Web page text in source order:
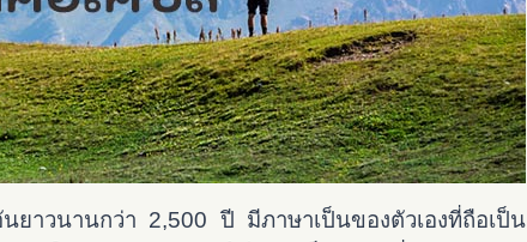
ยาวนานกว่า 2,500 ปี มีภาษาเป็นของตัวเองที่ถือเป็น